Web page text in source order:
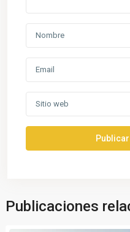
Publicaciones